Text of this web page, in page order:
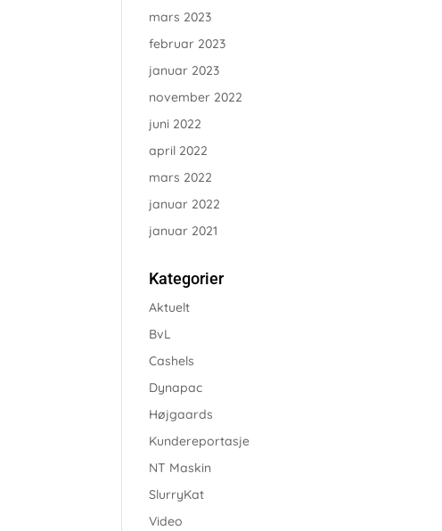
mars 2023
februar 2023
januar 2023
november 2022
juni 2022
april 2022
mars 2022
januar 2022
januar 2021
Kategorier
Aktuelt
BvL
Cashels
Dynapac
Højgaards
Kundereportasje
NT Maskin
SlurryKat
Video